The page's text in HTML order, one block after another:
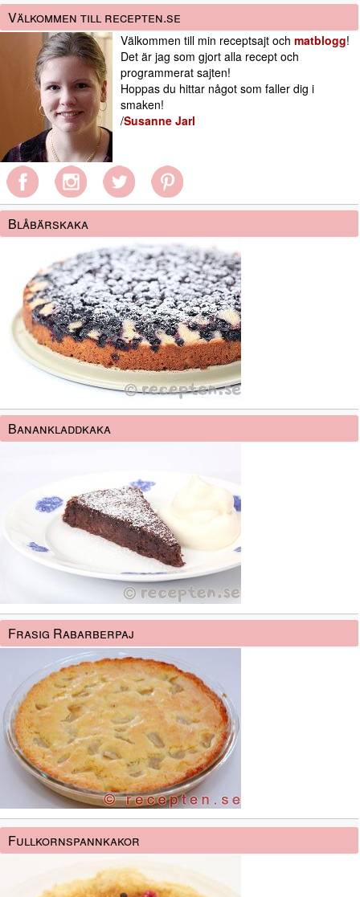
Välkommen till recepten.se
Välkommen till min receptsajt och matblogg!
Det är jag som gjort alla recept och
programmerat sajten!
Hoppas du hittar något som faller dig i
smaken!
/Susanne Jarl
Blåbärskaka
Banankladdkaka
Frasig Rabarberpaj
Fullkornspannkakor